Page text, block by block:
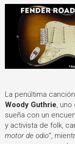
La penúltima
Woody Guthrie,
sueña con un
y activista de folk,
motor de odio",